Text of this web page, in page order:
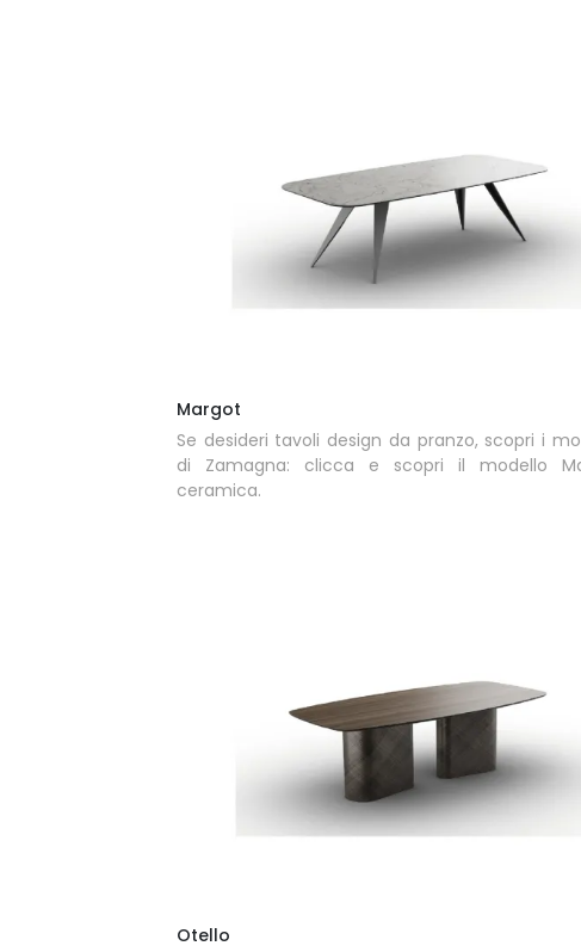
Margot
Se desideri tavoli design da pranzo, scopri i
di Zamagna: clicca e scopri il modello
ceramica.
Otello